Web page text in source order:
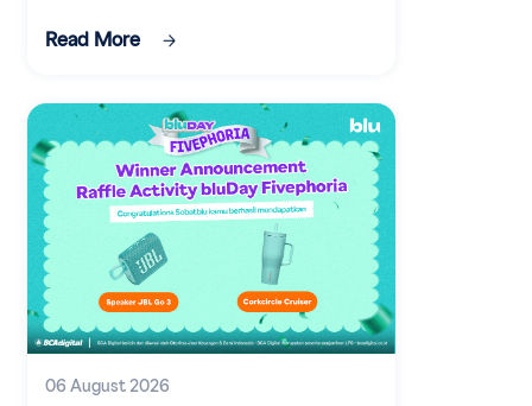
Read More
06 August 2026